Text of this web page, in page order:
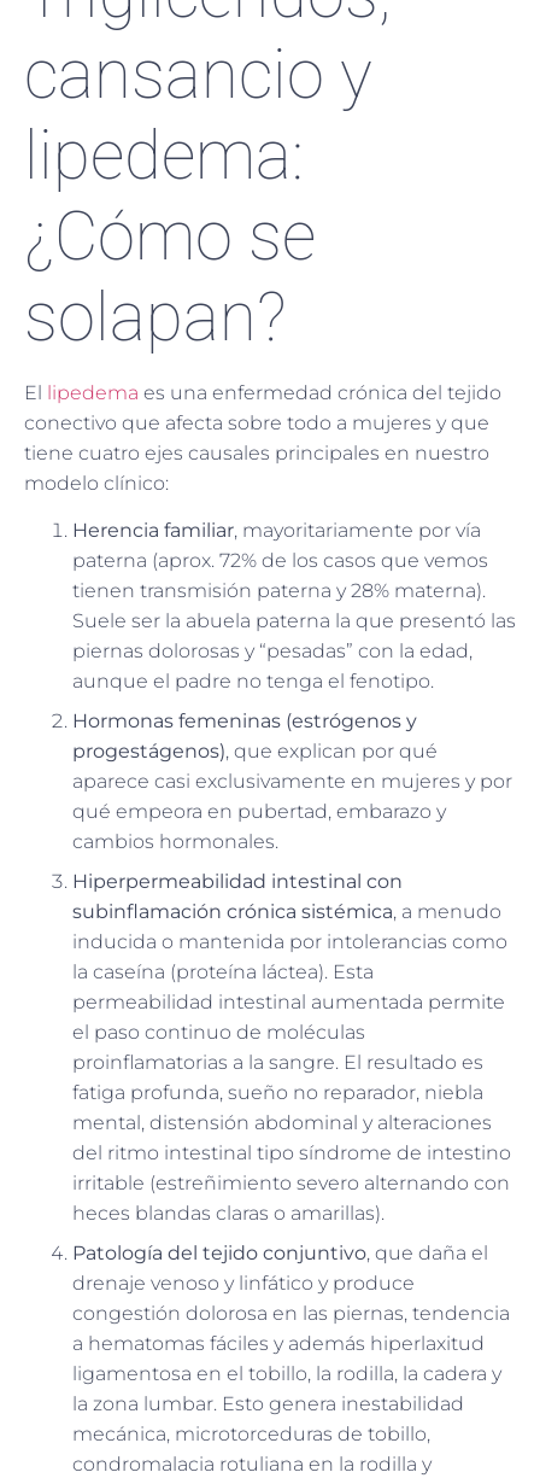
cansancio y
lipedema:
¿Cómo se
solapan?
El lipedema es una enfermedad crónica del tejido
conectivo que afecta sobre todo a mujeres y que
tiene cuatro ejes causales principales en nuestro
modelo clínico:
Herencia familiar, mayoritariamente por vía
paterna (aprox. 72% de los casos que vemos
tienen transmisión paterna y 28% materna).
Suele ser la abuela paterna la que presentó las
piernas dolorosas y “pesadas” con la edad,
aunque el padre no tenga el fenotipo.
Hormonas femeninas (estrógenos y
progestágenos), que explican por qué
aparece casi exclusivamente en mujeres y por
qué empeora en pubertad, embarazo y
cambios hormonales.
Hiperpermeabilidad intestinal con
subinflamación crónica sistémica, a menudo
inducida o mantenida por intolerancias como
la caseína (proteína láctea). Esta
permeabilidad intestinal aumentada permite
el paso continuo de moléculas
proinflamatorias a la sangre. El resultado es
fatiga profunda, sueño no reparador, niebla
mental, distensión abdominal y alteraciones
del ritmo intestinal tipo síndrome de intestino
irritable (estreñimiento severo alternando con
heces blandas claras o amarillas).
Patología del tejido conjuntivo, que daña el
drenaje venoso y linfático y produce
congestión dolorosa en las piernas, tendencia
a hematomas fáciles y además hiperlaxitud
ligamentosa en el tobillo, la rodilla, la cadera y
la zona lumbar. Esto genera inestabilidad
mecánica, microtorceduras de tobillo,
condromalacia rotuliana en la rodilla y